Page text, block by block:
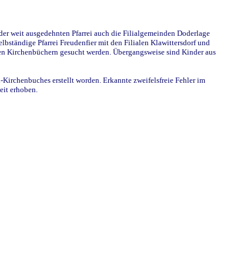
weit ausgedehnten Pfarrei auch die Filialgemeinden Doderlage
Pfarrei Freudenfier mit den Filialen Klawittersdorf und
gesucht werden. Übergangsweise sind Kinder aus
erstellt worden. Erkannte zweifelsfreie Fehler im
erhoben.